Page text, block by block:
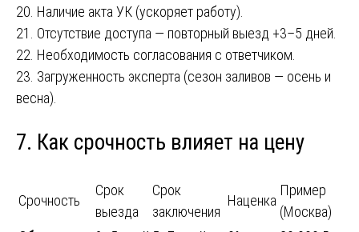
20. Наличие акта УК (ускоряет работу).
21. Отсутствие доступа — повторный выезд +3–5 дней.
22. Необходимость согласования с ответчиком.
23. Загруженность эксперта (сезон заливов — осень и
весна).
7. Как срочность влияет на цену
Срочность
Срок
выезда
Срок
заключения
Наценка
Пример
(Москва)